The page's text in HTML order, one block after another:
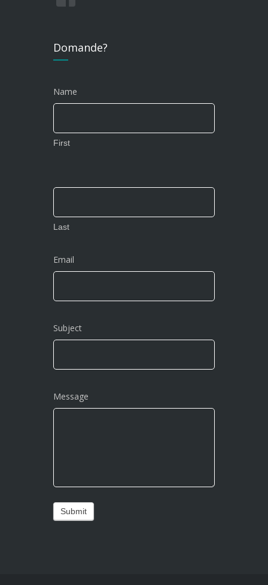
Domande?
Name
First
Last
Email
Subject
Message
Submit